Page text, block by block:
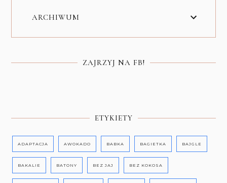
ARCHIWUM
ZAJRZYJ NA FB!
ETYKIETY
ADAPTACJA AWOKADO BABKA BAGIETKA BAJGLE
BAKALIE BATONY BEZ JAJ BEZ KOKOSA